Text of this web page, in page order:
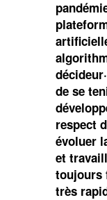
de se
respect
évoluer
et
toujours
très